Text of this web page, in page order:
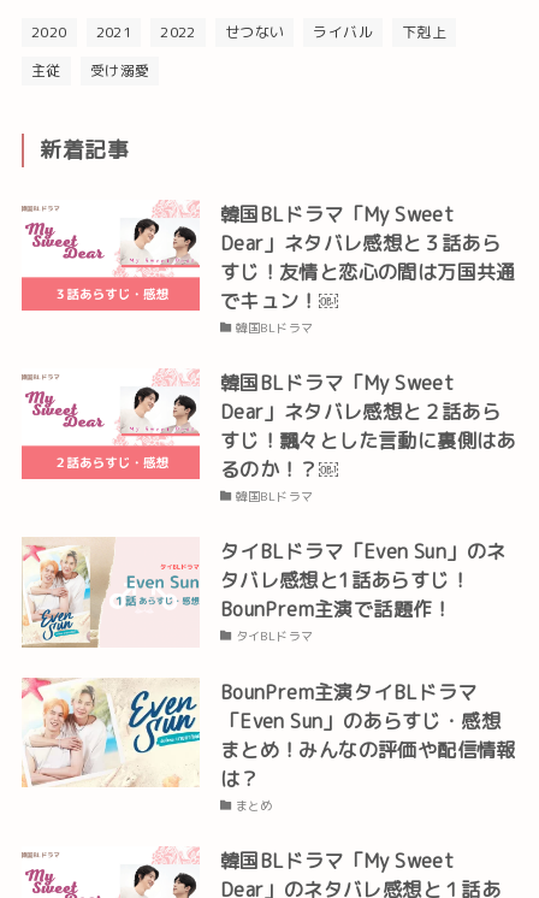
2020 2021 2022 せつない ライバル
下剋上
主従
受け溺愛
新着記事
韓国BLドラマ「My Sweet
Dear」ネタバレ感想と３話あら
すじ！友情と恋心の間は万国共通
でキュン！￼
韓国BLドラマ
韓国BLドラマ「My Sweet
Dear」ネタバレ感想と２話あら
すじ！飄々とした言動に裏側はあ
るのか！？￼
韓国BLドラマ
タイBLドラマ「Even Sun」のネ
タバレ感想と1話あらすじ！
BounPrem主演で話題作！
タイBLドラマ
BounPrem主演タイBLドラマ
「Even Sun」のあらすじ・感想
まとめ！みんなの評価や配信情報
は？
まとめ
韓国BLドラマ「My Sweet
Dear」のネタバレ感想と１話あ